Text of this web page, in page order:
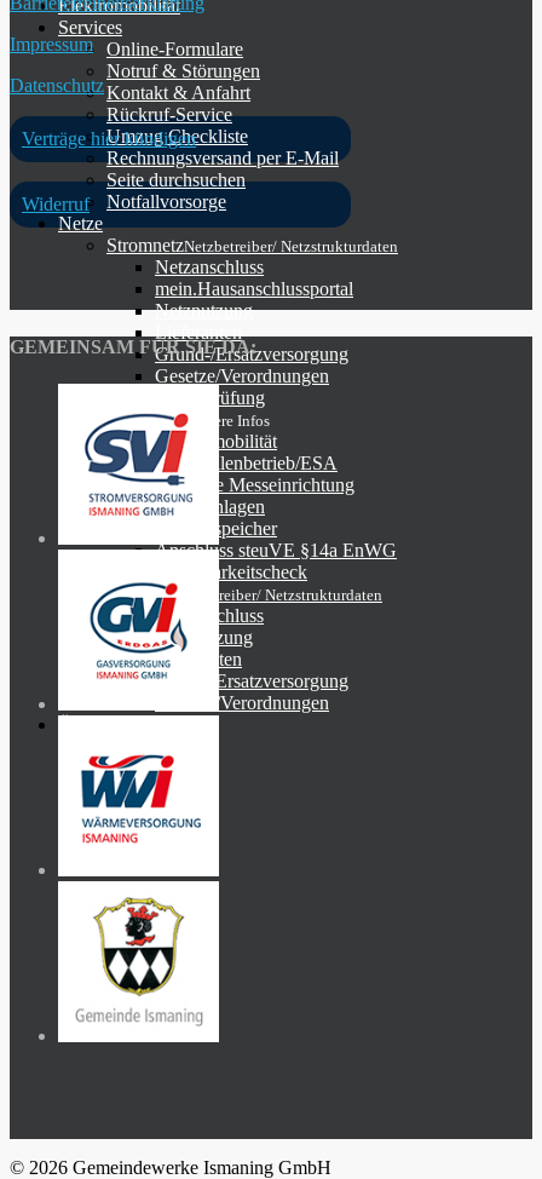
Elektromobilität
Services
Online-Formulare
Notruf & Störungen
Kontakt & Anfahrt
Rückruf-Service
Umzug Checkliste
Rechnungsversand per E-Mail
Seite durchsuchen
Notfallvorsorge
Netze
StromnetzNetzbetreiber/ Netzstrukturdaten
Netzanschluss
mein.Hausanschlussportal
Netznutzung
Lieferanten
Grund-/Ersatzversorgung
Gesetze/Verordnungen
Zählerprüfung
StromnetzWeitere Infos
Elektromobilität
Messstellenbetrieb/ESA
Moderne Messeinrichtung
EEG-Anlagen
Energiespeicher
Anschluss steuVE §14a EnWG
Steuerbarkeitscheck
GasnetzNetzbetreiber/ Netzstrukturdaten
Netzanschluss
Netznutzung
Lieferanten
Grund-/Ersatzversorgung
Gesetze/Verordnungen
Karriere
Engagement
Kontakt
Impressum
Datenschutz
Verträge hier kündigen
Widerruf
GEMEINSAM FÜR SIE DA:
© 2026 Gemeindewerke Ismaning GmbH